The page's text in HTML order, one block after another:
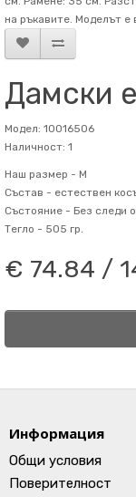
на ръкавите. Mоделът е
Дамски
Модел: 10016506
Наличност: 1
Наш размер - M
Състав - естествен
Състояние - Без следи
Тегло - 505 гр.
€ 74.84 /
Информация
Общи условия
Поверителност